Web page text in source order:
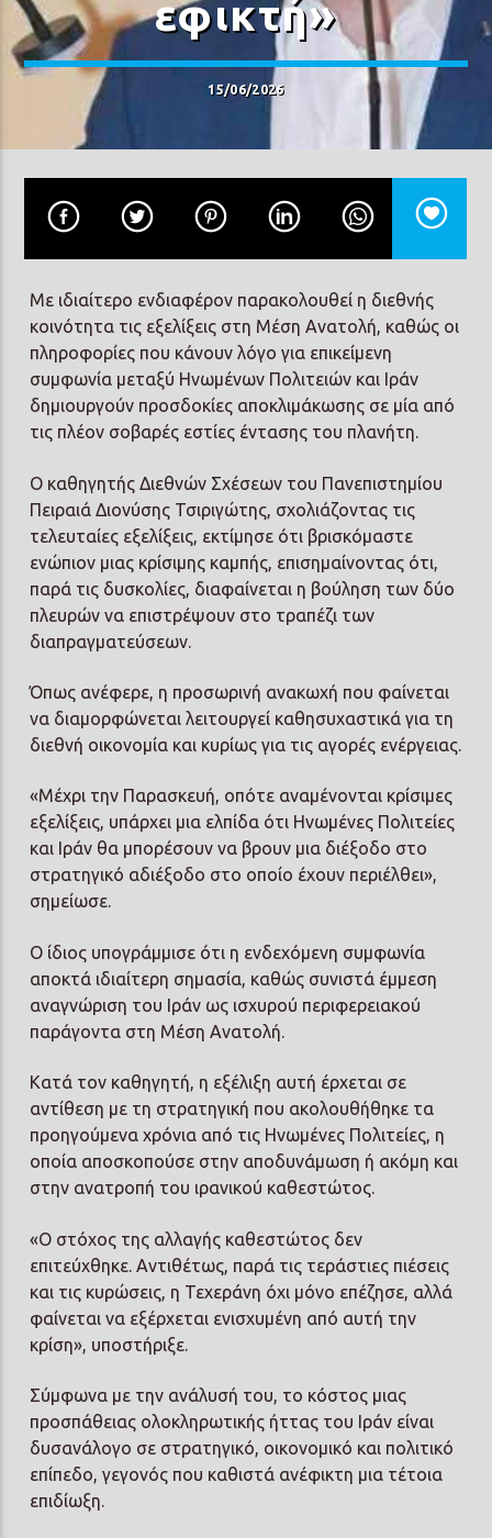
Prisma Radio 90,2
εφικτή»
15/06/2026
Με ιδιαίτερο ενδιαφέρον παρακολουθεί η διεθνής
κοινότητα τις εξελίξεις στη Μέση Ανατολή, καθώς οι
πληροφορίες που κάνουν λόγο για επικείμενη
συμφωνία μεταξύ Ηνωμένων Πολιτειών και Ιράν
δημιουργούν προσδοκίες αποκλιμάκωσης σε μία από
τις πλέον σοβαρές εστίες έντασης του πλανήτη.
Ο καθηγητής Διεθνών Σχέσεων του Πανεπιστημίου
Πειραιά Διονύσης Τσιριγώτης, σχολιάζοντας τις
τελευταίες εξελίξεις, εκτίμησε ότι βρισκόμαστε
ενώπιον μιας κρίσιμης καμπής, επισημαίνοντας ότι,
παρά τις δυσκολίες, διαφαίνεται η βούληση των δύο
πλευρών να επιστρέψουν στο τραπέζι των
διαπραγματεύσεων.
Όπως ανέφερε, η προσωρινή ανακωχή που φαίνεται
να διαμορφώνεται λειτουργεί καθησυχαστικά για τη
διεθνή οικονομία και κυρίως για τις αγορές ενέργειας.
«Μέχρι την Παρασκευή, οπότε αναμένονται κρίσιμες
εξελίξεις, υπάρχει μια ελπίδα ότι Ηνωμένες Πολιτείες
και Ιράν θα μπορέσουν να βρουν μια διέξοδο στο
στρατηγικό αδιέξοδο στο οποίο έχουν περιέλθει»,
σημείωσε.
Ο ίδιος υπογράμμισε ότι η ενδεχόμενη συμφωνία
αποκτά ιδιαίτερη σημασία, καθώς συνιστά έμμεση
αναγνώριση του Ιράν ως ισχυρού περιφερειακού
παράγοντα στη Μέση Ανατολή.
Κατά τον καθηγητή, η εξέλιξη αυτή έρχεται σε
αντίθεση με τη στρατηγική που ακολουθήθηκε τα
προηγούμενα χρόνια από τις Ηνωμένες Πολιτείες, η
οποία αποσκοπούσε στην αποδυνάμωση ή ακόμη και
στην ανατροπή του ιρανικού καθεστώτος.
«Ο στόχος της αλλαγής καθεστώτος δεν
επιτεύχθηκε. Αντιθέτως, παρά τις τεράστιες πιέσεις
και τις κυρώσεις, η Τεχεράνη όχι μόνο επέζησε, αλλά
φαίνεται να εξέρχεται ενισχυμένη από αυτή την
κρίση», υποστήριξε.
Σύμφωνα με την ανάλυσή του, το κόστος μιας
προσπάθειας ολοκληρωτικής ήττας του Ιράν είναι
δυσανάλογο σε στρατηγικό, οικονομικό και πολιτικό
επίπεδο, γεγονός που καθιστά ανέφικτη μια τέτοια
επιδίωξη.